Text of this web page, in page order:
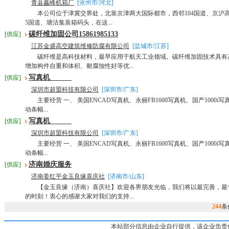
青县鑫峰机箱厂 [沧州市/河北]
本公司位于津冀交界处，北靠京津两大国际都市，西邻104国道、京沪
5国道、塘沽集装箱码头，在这...
[供应]
碳纤维加固公司15861985133
江苏金盛高空建筑维修防腐有限公司
[盐城市/江苏]
碳纤维是高科技材料，最早应用于航天工业领域。碳纤维加固技术具有
增加构件自重和体积、耐腐蚀性好等优...
[供应]
写真机
深圳市超盟科技有限公司
[深圳市/广东]
主要经营 一、 美国ENCAD写真机、永丽FB1600写真机、国产1000i写
动条幅...
[供应]
写真机
深圳市超盟科技有限公司
[深圳市/广东]
主要经营 一、 美国ENCAD写真机、永丽FB1600写真机、国产1000i写
动条幅...
[供应]
济南婚庆服务
济南姜红平金玉良缘喜庆社 [济南市/山东]
【金玉良缘（济南）喜庆社】欢迎各界朋友光临，我们将以最完善，最
的时刻！衷心的感谢大家对我们的支持...
244
本站部分信息由企业自行提供，该企业负